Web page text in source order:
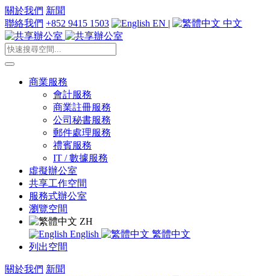
關於我們 新聞
聯絡我們 +852 9415 1503 EN | 中文
商業服務
會計服務
商業註冊服務
公司秘書服務
郵件處理服務
禮賓服務
IT / 數據服務
虛擬辦公室
共享工作空間
服務式辦公室
瀏覽空間
ZH
English
繁體中文
列出空間
關於我們 新聞